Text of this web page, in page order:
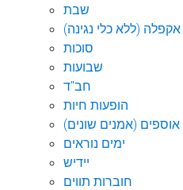
שבת
אקפלה (ללא כלי נגינה)
סוכות
שבועות
חב"ד
הופעות חיות
אוספים (אמנים שונים)
ימים נוראים
יידיש
חוברות תווים